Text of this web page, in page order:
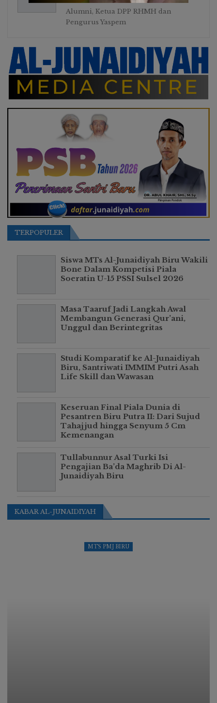
Alumni, Ketua DPP RHMH dan
Pengurus Yaspem
TERPOPULER
Siswa MTs Al-Junaidiyah Biru Wakili
Bone Dalam Kompetisi Piala
Soeratin U-15 PSSI Sulsel 2026
Masa Taaruf Jadi Langkah Awal
Membangun Generasi Qur’ani,
Unggul dan Berintegritas
Studi Komparatif ke Al-Junaidiyah
Biru, Santriwati IMMIM Putri Asah
Life Skill dan Wawasan
Keseruan Final Piala Dunia di
Pesantren Biru Putra II: Dari Sujud
Tahajjud hingga Senyum 5 Cm
Kemenangan
Tullabunnur Asal Turki Isi
Pengajian Ba’da Maghrib Di Al-
Junaidiyah Biru
KABAR AL-JUNAIDIYAH
MTS PMJ BIRU